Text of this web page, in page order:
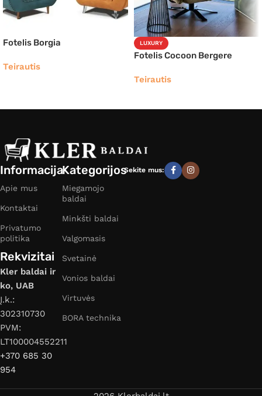
Fotelis Borgia
Teirautis
LUXURY
Fotelis Cocoon Bergere
Teirautis
Informacija
Apie mus
Kontaktai
Privatumo
politika
Rekvizitai
Kler baldai ir
ko, UAB
Į.k.:
302310730
PVM:
LT100004552211
+370 685 30
954
Kategorijos
Miegamojo
baldai
Minkšti baldai
Valgomasis
Svetainė
Vonios baldai
Virtuvės
BORA technika
Sekite mus: